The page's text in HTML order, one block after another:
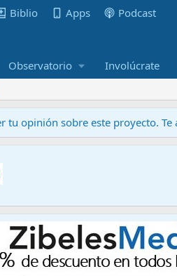
Biblio Apps Podcast
Observatorio Involúcrate
tu opinión sobre este proyecto.